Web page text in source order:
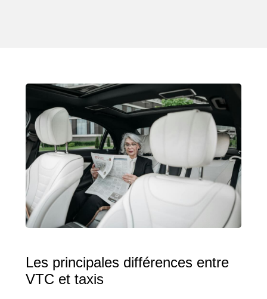
Les principales différences entre
VTC et taxis